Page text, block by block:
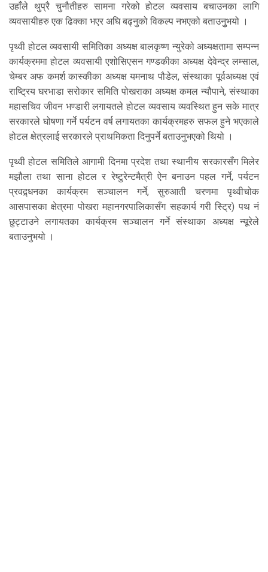
उहाँले थुप्रै चुनौतीहरु सामना गरेको होटल व्यवसाय बचाउनका लागि
व्यवसायीहरु एक ढिक्का भएर अघि बढ्नुको विकल्प नभएको बताउनुुभयो ।
पृथ्वी होटल व्यवसायी समितिका अध्यक्ष बालकृष्ण न्युरेको अध्यक्षतामा सम्पन्न
कार्यक्रममा होटल व्यवसायी एशोसिएसन गण्डकीका अध्यक्ष देवेन्द्र लम्साल,
चेम्बर अफ कमर्श कास्कीका अध्यक्ष यमनाथ पौडेल, संस्थाका पूर्वअध्यक्ष एवं
राष्ट्रिय घरभाडा सरोकार समिति पोखराका अध्यक्ष कमल न्यौपाने, संस्थाका
महासचिव जीवन भण्डारी लगायतले होटल व्यवसाय व्यवस्थित हुन सके मात्र
सरकारले घोषणा गर्ने पर्यटन वर्ष लगायतका कार्यक्रमहरु सफल हुने भएकाले
होटल क्षेत्रलाई सरकारले प्राथमिकता दिनुपर्ने बताउनुभएको थियो ।
पृथ्वी होटल समितिले आगामी दिनमा प्रदेश तथा स्थानीय सरकारसँग मिलेर
मझौला तथा साना होटल र रेष्टुरेन्टमैत्री ऐन बनाउन पहल गर्ने, पर्यटन
प्रवद्र्धनका कार्यक्रम सञ्चालन गर्ने, सुरुआती चरणमा पृथ्वीचोक
आसपासका क्षेत्रमा पोखरा महानगरपालिकासँग सहकार्य गरी स्ट्रि) पथ नं
छुट्टाउने लगायतका कार्यक्रम सञ्चालन गर्ने संस्थाका अध्यक्ष न्यूरेले
बताउनुभयो ।